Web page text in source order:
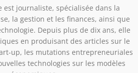
est journaliste, spécialisée dans la
la gestion et les finances, ainsi que
Depuis plus de dix ans, elle
en produisant des articles sur le
up, les mutations entrepreneuriales
technologies sur les modèles